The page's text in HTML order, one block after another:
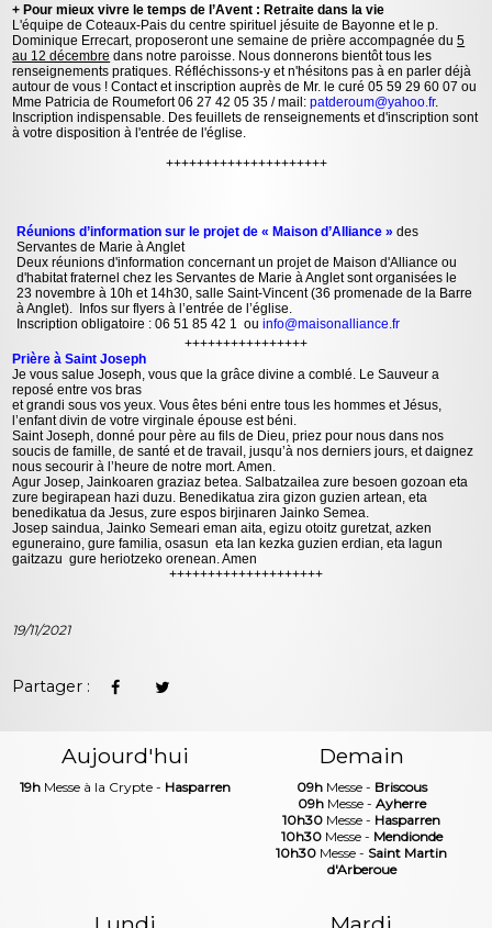
+ Pour mieux vivre le temps de l’Avent : Retraite dans la vie
L'équipe de Coteaux-Pais du centre spirituel jésuite de Bayonne et le p.
Dominique Errecart, proposeront une semaine de prière accompagnée du5
au 12 décembre dans notre paroisse. Nous donnerons bientôt tous les
renseignements pratiques. Réfléchissons-y et n'hésitons pas à en parler déjà
autour de vous ! Contact et inscription auprès de Mr. le curé 05 59 29 60 07 ou
Mme Patricia de Roumefort 06 27 42 05 35 / mail:patderoum@yahoo.fr.
Inscription indispensable. Des feuillets de renseignements et d'inscription sont
à votre disposition à l'entrée de l'église.
+++++++++++++++++++++
Réunions d’information sur le projet de « Maison d’Alliance » des
Servantes de Marie à Anglet
Deux réunions d'information concernant un projet de Maison d'Alliance ou
d'habitat fraternel chez les Servantes de Marie à Anglet sont organisées le
23 novembre à 10h et 14h30, salle Saint-Vincent (36 promenade de la Barre
à Anglet). Infos sur flyers à l’entrée de l’église.
Inscription obligatoire : 06 51 85 42 1 ouinfo@maisonalliance.fr
++++++++++++++++
Prière à Saint Joseph
Je vous salue Joseph, vous que la grâce divine a comblé. Le Sauveur a
reposé entre vos bras
et grandi sous vos yeux. Vous êtes béni entre tous les hommes et Jésus,
l’enfant divin de votre virginale épouse est béni.
Saint Joseph, donné pour père au fils de Dieu, priez pour nous dans nos
soucis de famille, de santé et de travail, jusqu’à nos derniers jours, et daignez
nous secourir à l’heure de notre mort. Amen.
Agur Josep, Jainkoaren graziaz betea. Salbatzailea zure besoen gozoan eta
zure begirapean hazi duzu. Benedikatua zira gizon guzien artean, eta
benedikatua da Jesus, zure espos birjinaren Jainko Semea.
Josep saindua, Jainko Semeari eman aita, egizu otoitz guretzat, azken
eguneraino, gure familia, osasun eta lan kezka guzien erdian, eta lagun
gaitzazu gure heriotzeko orenean. Amen
++++++++++++++++++++
19/11/2021
Partager :
Aujourd'hui
19h Messe à la Crypte - Hasparren
Demain
09hMesse - Briscous
09hMesse - Ayherre
10h30 Messe - Hasparren
10h30Messe - Mendionde
10h30 Messe - Saint Martin
d'Arberoue